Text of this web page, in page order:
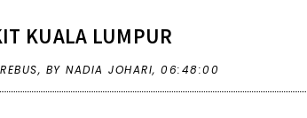
KUALA LUMPUR
, BY NADIA JOHARI,06:48:00